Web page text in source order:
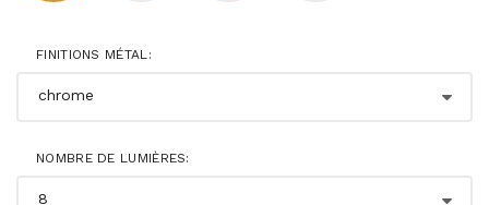
FINITIONS MÉTAL:
NOMBRE DE LUMIÈRES: